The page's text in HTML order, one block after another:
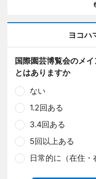
ヨコハ
国際園芸博覧会のメ
とはありますか
ない
1.2回ある
3.4回ある
5回以上ある
日常的に（在住・